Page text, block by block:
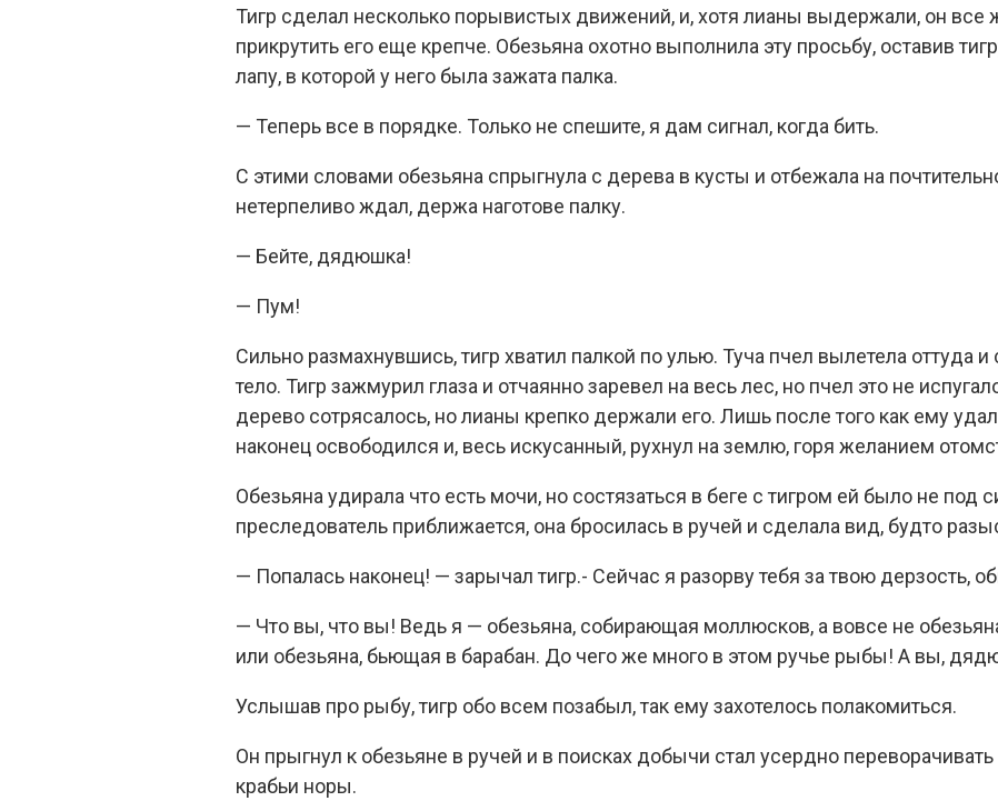
Тигр сделал несколько порывистых движений, и, хотя лианы выдержали, он все
прикрутить его еще крепче. Обезьяна охотно выполнила эту просьбу, оставив
лапу, в которой у него была зажата палка.
— Теперь все в порядке. Только не спешите, я дам сигнал, когда бить.
С этими словами обезьяна спрыгнула с дерева в кусты и отбежала на
нетерпеливо ждал, держа наготове палку.
— Бейте, дядюшка!
— Пум!
Сильно размахнувшись, тигр хватил палкой по улью. Туча пчел вылетела оттуда
тело. Тигр зажмурил глаза и отчаянно заревел на весь лес, но пчел это не
дерево сотрясалось, но лианы крепко держали его. Лишь после того как ему
наконец освободился и, весь искусанный, рухнул на землю, горя желанием
Обезьяна удирала что есть мочи, но состязаться в беге с тигром ей было не под
преследователь приближается, она бросилась в ручей и сделала вид, будто
— Попалась наконец! — зарычал тигр.- Сейчас я разорву тебя за твою дерзость,
— Что вы, что вы! Ведь я — обезьяна, собирающая моллюсков, а вовсе не
или обезьяна, бьющая в барабан. До чего же много в этом ручье рыбы! А вы,
Услышав про рыбу, тигр обо всем позабыл, так ему захотелось полакомиться.
Он прыгнул к обезьяне в ручей и в поисках добычи стал усердно
крабьи норы.